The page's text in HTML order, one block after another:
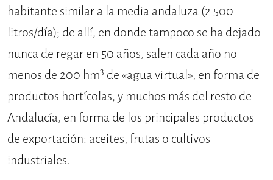
habitante similar a la media andaluza (2 500
litros/día); de allí, en donde tampoco se ha dejado
nunca de regar en 50 años, salen cada año no
menos de 200 hm3 de «agua virtual», en forma de
productos hortícolas, y muchos más del resto de
Andalucía, en forma de los principales productos
de exportación: aceites, frutas o cultivos
industriales.